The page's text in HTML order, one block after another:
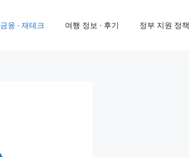
금융 · 재테크 여행 정보 · 후기 정부 지원 정책